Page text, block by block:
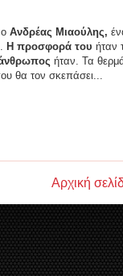
Ανδρέας Μιαούλης,
Η προσφορά του ήταν
ήταν. Τα
θα τον σκεπάσει...
Αρχική